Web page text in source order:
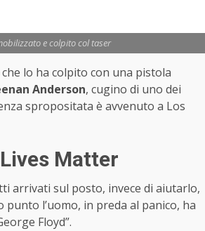
e colpito col taser
lo ha colpito con una pistola
Anderson, cugino di uno dei
spropositata è avvenuto a Los
Matter
arrivati sul posto, invece di aiutarlo,
l’uomo, in preda al panico, ha
Floyd”.